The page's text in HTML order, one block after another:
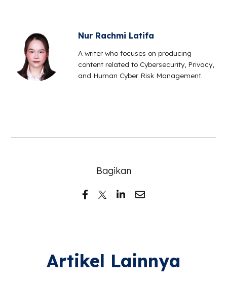
Nur Rachmi Latifa
A writer who focuses on producing
content related to Cybersecurity, Privacy,
and Human Cyber Risk Management.
Bagikan
Artikel Lainnya